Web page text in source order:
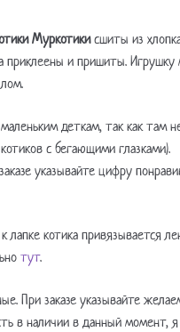
Муркотикисшиты из
и пришиты.
деткам, так как там
с бегающими глазками).
указывайте цифру
лапке котика привязывается
тут.
При заказе указывайте
в наличии в данный момент,